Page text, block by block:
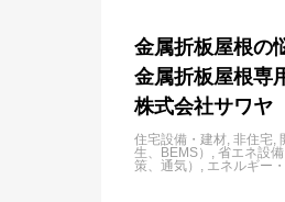
金属折板屋根の
金属折板屋根専
株式会社サワヤ
住宅設備・建材 非住宅
生、BEMS）
省エネ設
策、通気）
エネルギー